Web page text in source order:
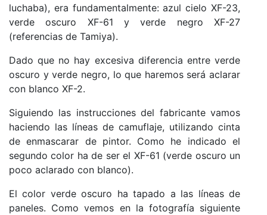
luchaba), era fundamentalmente: azul cielo XF-23,
verde oscuro XF-61 y verde negro XF-27
(referencias de Tamiya).
Dado que no hay excesiva diferencia entre verde
oscuro y verde negro, lo que haremos será aclarar
con blanco XF-2.
Siguiendo las instrucciones del fabricante vamos
haciendo las líneas de camuflaje, utilizando cinta
de enmascarar de pintor. Como he indicado el
segundo color ha de ser el XF-61 (verde oscuro un
poco aclarado con blanco).
El color verde oscuro ha tapado a las líneas de
paneles. Como vemos en la fotografía siguiente